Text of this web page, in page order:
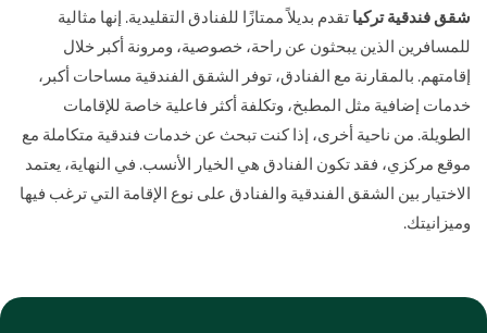
شقق فندقية تركياتقدم بديلاً ممتازًا للفنادق التقليدية. إنها مثالية
للمسافرين الذين يبحثون عن راحة، خصوصية، ومرونة أكبر خلال
إقامتهم. بالمقارنة مع الفنادق، توفر الشقق الفندقية مساحات أكبر،
خدمات إضافية مثل المطبخ، وتكلفة أكثر فاعلية خاصة للإقامات
الطويلة. من ناحية أخرى، إذا كنت تبحث عن خدمات فندقية متكاملة مع
موقع مركزي، فقد تكون الفنادق هي الخيار الأنسب. في النهاية، يعتمد
الاختيار بين الشقق الفندقية والفنادق على نوع الإقامة التي ترغب فيها
وميزانيتك.